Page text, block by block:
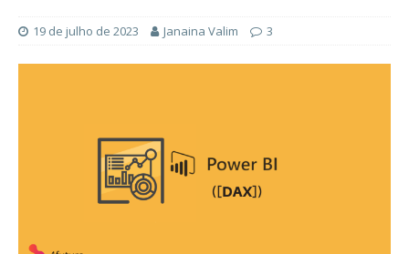
19 de julho de 2023 Janaina Valim 3